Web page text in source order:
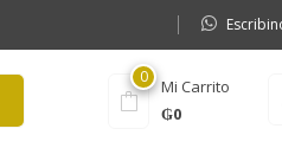
0
Mi Carrito
₲0